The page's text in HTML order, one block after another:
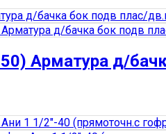
Арматура д/